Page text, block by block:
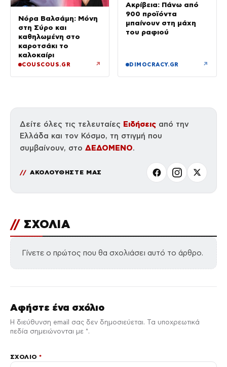
Νόρα Βαλσάμη: Μόνη
στη Σύρο και
καθηλωμένη στο
καροτσάκι το
καλοκαίρι
COUSCOUS.GR ↗
Ακρίβεια: Πάνω από
900 προϊόντα
μπαίνουν στη μάχη
του ραφιού
DIMOCRACY.GR ↗
Δείτε όλες τις τελευταίες Ειδήσεις από την
Ελλάδα και τον Κόσμο, τη στιγμή που
συμβαίνουν, στο ΔΕΔΟΜΕΝΟ.
ΑΚΟΛΟΥΘΗΣΤΕ ΜΑΣ
// ΣΧΟΛΙΑ
Γίνετε ο πρώτος που θα σχολιάσει αυτό το άρθρο.
Αφήστε ένα σχόλιο
Η διεύθυνση email σας δεν δημοσιεύεται. Τα υποχρεωτικά
πεδία σημειώνονται με *.
ΣΧΌΛΙΟ*